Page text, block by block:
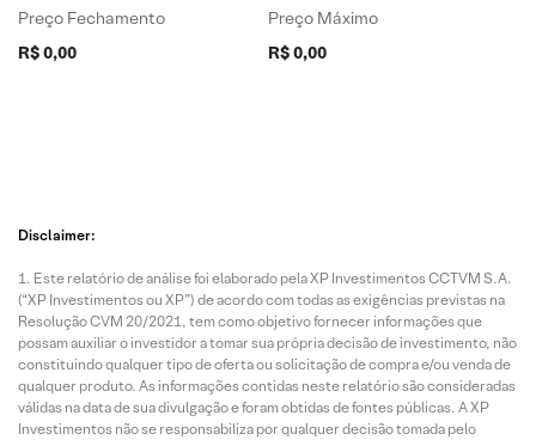
Preço Fechamento
R$ 0,00
Preço Máximo
R$ 0,00
Disclaimer:
Este relatório de análise foi elaborado pela XP Investimentos CCTVM S.A.
(“XP Investimentos ou XP”) de acordo com todas as exigências previstas na
Resolução CVM 20/2021, tem como objetivo fornecer informações que
possam auxiliar o investidor a tomar sua própria decisão de investimento, não
constituindo qualquer tipo de oferta ou solicitação de compra e/ou venda de
qualquer produto. As informações contidas neste relatório são consideradas
válidas na data de sua divulgação e foram obtidas de fontes públicas. A XP
Investimentos não se responsabiliza por qualquer decisão tomada pelo